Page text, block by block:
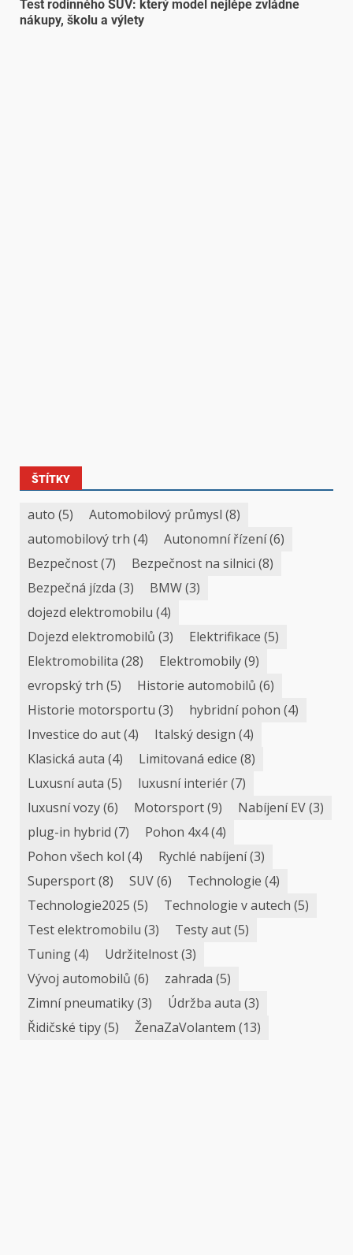
Test rodinného SUV: který model nejlépe zvládne
nákupy, školu a výlety
ŠTÍTKY
auto (5) Automobilový průmysl (8)
automobilový trh (4) Autonomní řízení(6)
Bezpečnost(7) Bezpečnost na silnici (8)
Bezpečná jízda (3) BMW(3)
dojezd elektromobilu (4)
Dojezd elektromobilů (3) Elektrifikace (5)
Elektromobilita (28) Elektromobily(9)
evropský trh (5) Historie automobilů (6)
Historie motorsportu (3) hybridní pohon (4)
Investice do aut(4) Italský design (4)
Klasická auta (4) Limitovaná edice (8)
Luxusní auta (5) luxusní interiér(7)
luxusní vozy(6) Motorsport(9) Nabíjení EV(3)
plug-in hybrid (7) Pohon 4x4(4)
Pohon všech kol (4) Rychlé nabíjení(3)
Supersport(8) SUV(6) Technologie (4)
Technologie2025 (5) Technologie v autech (5)
Test elektromobilu (3) Testy aut(5)
Tuning(4) Udržitelnost(3)
Vývoj automobilů (6) zahrada (5)
Zimní pneumatiky(3) Údržba auta (3)
Řidičské tipy(5) ŽenaZaVolantem (13)